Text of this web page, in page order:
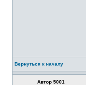
Вернуться к началу
Автор 5001